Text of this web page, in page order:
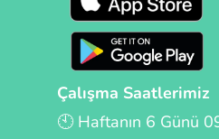
Çalışma Saatlerimiz
🕙 Haftanın 6 Günü